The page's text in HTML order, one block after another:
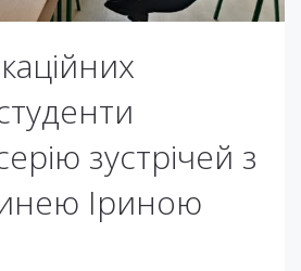
зустрічей з
Іриною